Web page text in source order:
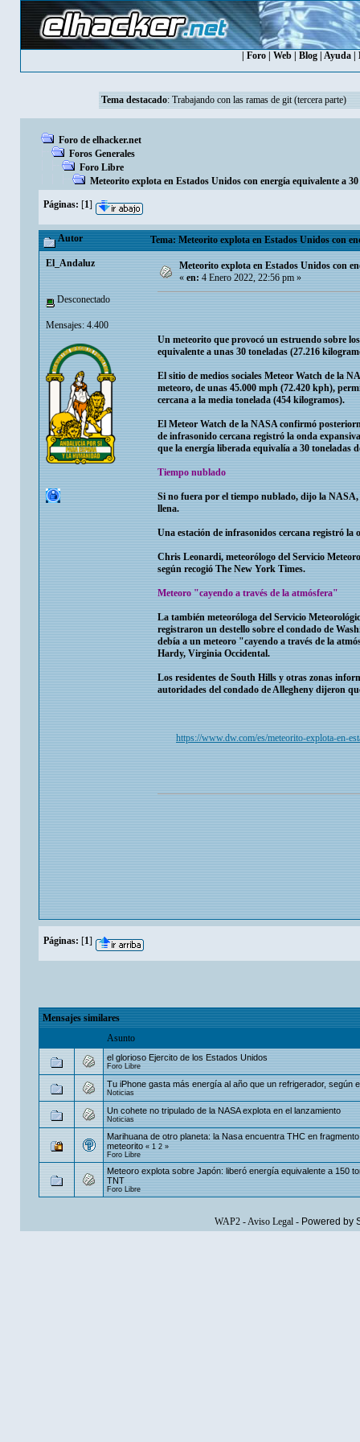
Foro Web Blog Ayuda
Tema destacado: Trabajando con las ramas de git (tercera parte)
Foro de elhacker.net
Foros Generales
Foro Libre
Meteorito explota en Estados Unidos con energía equivalente a
Páginas: [1]
Autor Tema: Meteorito explota en Estados Unidos con
El_Andaluz
Desconectado
Mensajes: 4.400
Meteorito explota en Estados Unidos con
«en:4 Enero 2022, 22:56 pm »
Un meteorito que provocó un estruendo sobre
equivalente a unas 30 toneladas (27.216
El sitio de medios sociales Meteor Watch de la
meteoro, de unas 45.000 mph (72.420 kph),
cercana a la media tonelada (454 kilogramos).
El Meteor Watch de la NASA confirmó
de infrasonido cercana registró la onda
que la energía liberada equivalía a 30 toneladas
Tiempo nublado
Si no fuera por el tiempo nublado, dijo la NASA,
llena.
Una estación de infrasonidos cercana registró la
Chris Leonardi, meteorólogo del Servicio
según recogió The New York Times.
Meteoro "cayendo a través de la atmósfera"
La también meteoróloga del Servicio
registraron un destello sobre el condado de
debía a un meteoro "cayendo a través de la
Hardy, Virginia Occidental.
Los residentes de South Hills y otras zonas
autoridades del condado de Allegheny dijeron
https://www.dw.com/es/meteorito-explota-en-
Páginas: [1]
Mensajes similares
Asunto
el glorioso Ejercito de los Estados Unidos
Foro Libre
Tu iPhone gasta más energía al año que un refrigerador, según
Noticias
Un cohete no tripulado de la NASA explota en el lanzamiento
Noticias
Marihuana de otro planeta: la Nasa encuentra THC en
meteorito «1 2»
Foro Libre
Meteoro explota sobre Japón: liberó energía equivalente a 150
TNT
Foro Libre
WAP2-Aviso Legal- Powered by